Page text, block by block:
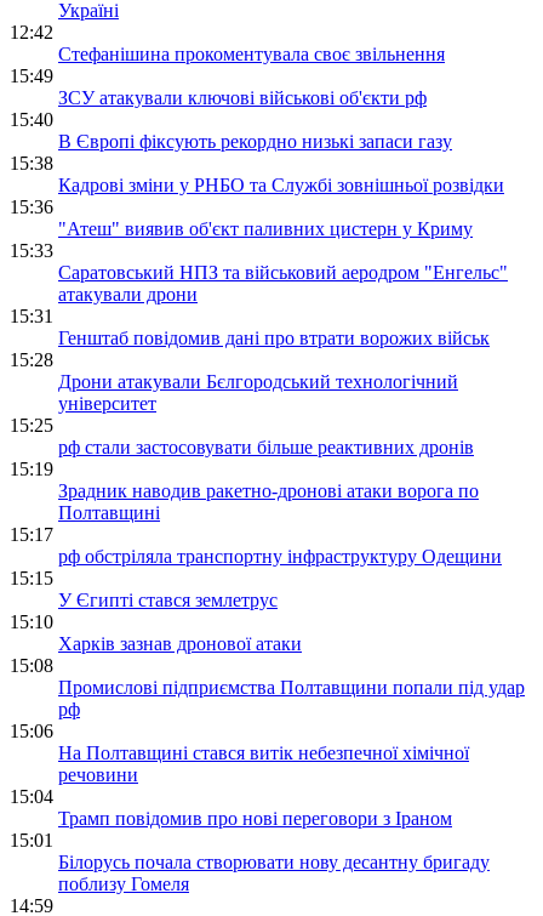
Україні
12:42
Стефанішина прокоментувала своє звільнення
15:49
ЗСУ атакували ключові військові об'єкти рф
15:40
В Європі фіксують рекордно низькі запаси газу
15:38
Кадрові зміни у РНБО та Службі зовнішньої розвідки
15:36
"Атеш" виявив об'єкт паливних цистерн у Криму
15:33
Саратовський НПЗ та військовий аеродром "Енгельс"
атакували дрони
15:31
Генштаб повідомив дані про втрати ворожих військ
15:28
Дрони атакували Бєлгородський технологічний
університет
15:25
рф стали застосовувати більше реактивних дронів
15:19
Зрадник наводив ракетно-дронові атаки ворога по
Полтавщині
15:17
рф обстріляла транспортну інфраструктуру Одещини
15:15
У Єгипті стався землетрус
15:10
Харків зазнав дронової атаки
15:08
Промислові підприємства Полтавщини попали під удар
рф
15:06
На Полтавщині стався витік небезпечної хімічної
речовини
15:04
Трамп повідомив про нові переговори з Іраном
15:01
Білорусь почала створювати нову десантну бригаду
поблизу Гомеля
14:59